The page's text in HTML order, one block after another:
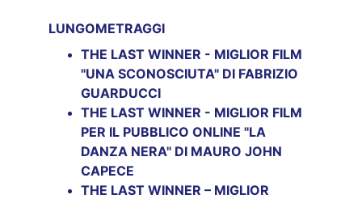
LUNGOMETRAGGI
THE LAST WINNER - MIGLIOR FILM
"UNA SCONOSCIUTA" DI FABRIZIO
GUARDUCCI
THE LAST WINNER - MIGLIOR FILM
PER IL PUBBLICO ONLINE "LA
DANZA NERA" DI MAURO JOHN
CAPECE
THE LAST WINNER – MIGLIOR